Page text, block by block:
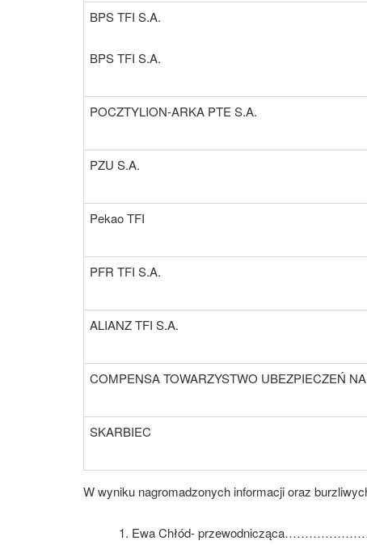
BPS TFI S.A.
BPS TFI S.A.
POCZTYLION-ARKA PTE S.A.
PZU S.A.
Pekao TFI
PFR TFI S.A.
ALIANZ TFI S.A.
COMPENSA TOWARZYSTWO UBEZPIECZEŃ
SKARBIEC
W wyniku nagromadzonych informacji oraz
Ewa Chłód-